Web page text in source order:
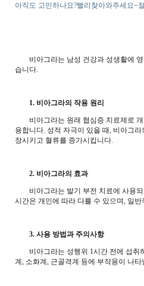
아직도 고민하나요?빨리찾아와주세요~
비아그라는 남성 건강과 성생활에 영
습니다.
1. 비아그라의 작용 원리
비아그라는 원래 협심증 치료제로 개
용합니다. 성적 자극이 있을 때, 비아그
장시키고 혈류를 증가시킵니다.
2. 비아그라의 효과
비아그라는 발기 부전 치료에 사용되
시간은 개인에 따라 다를 수 있으며, 일
3. 사용 방법과 주의사항
비아그라는 성행위 1시간 전에 섭취하
계, 소화계, 근골격계 등에 부작용이 나